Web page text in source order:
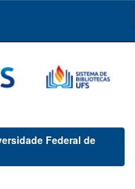
Federal de